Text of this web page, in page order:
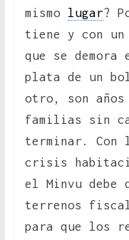
mismo lugar?
tiene y con
que se
plata de un
otro, son
familias sin
terminar. Con
crisis
el Minvu debe
terrenos
para que los